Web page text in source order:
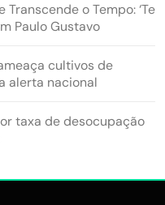
o Tempo: ‘Te
Paulo Gustavo
cultivos de
alerta nacional
taxa de desocupação